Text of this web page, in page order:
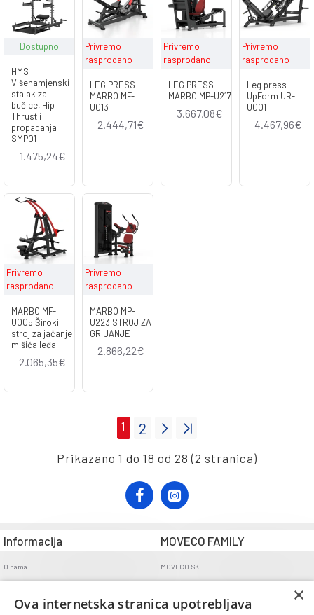
Dostupno
HMS
Višenamjenski
stalak za
bučice, Hip
Thrust i
propadanja
SMP01
1.475,24€
Privremo
rasprodano
LEG PRESS
MARBO MF-
U013
2.444,71€
Privremo
rasprodano
LEG PRESS
MARBO MP-U217
3.667,08€
Privremo
rasprodano
Leg press
UpForm UR-
U001
4.467,96€
Privremo
rasprodano
MARBO MF-
U005 Široki
stroj za jačanje
mišića leđa
2.065,35€
Privremo
rasprodano
MARBO MP-
U223 STROJ ZA
GRIJANJE
2.866,22€
1 2
Prikazano 1 do 18 od 28 (2 stranica)
Informacija
O nama
Uvjeti dostave
MOVECO FAMILY
MOVECO.SK
×
Ova internetska stranica upotrebljava